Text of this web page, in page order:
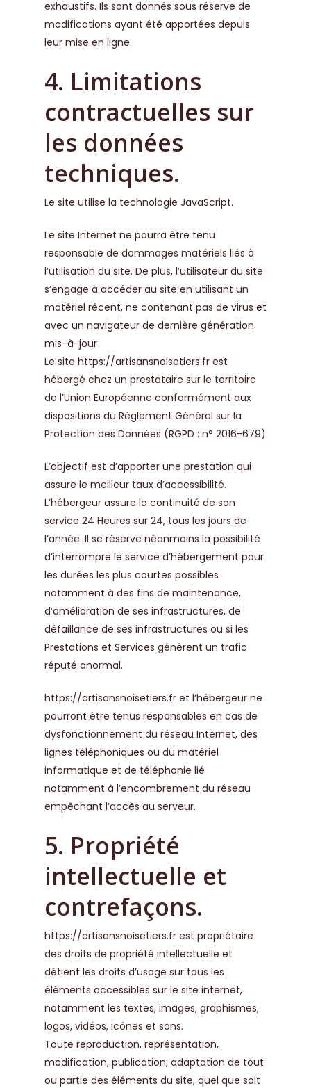
exhaustifs. Ils sont donnés sous réserve de
modifications ayant été apportées depuis
leur mise en ligne.
4. Limitations
contractuelles sur
les données
techniques.
Le site utilise la technologie JavaScript.
Le site Internet ne pourra être tenu
responsable de dommages matériels liés à
l’utilisation du site. De plus, l’utilisateur du site
s’engage à accéder au site en utilisant un
matériel récent, ne contenant pas de virus et
avec un navigateur de dernière génération
mis-à-jour
Le site https://artisansnoisetiers.fr est
hébergé chez un prestataire sur le territoire
de l’Union Européenne conformément aux
dispositions du Règlement Général sur la
Protection des Données (RGPD : n° 2016-679)
L’objectif est d’apporter une prestation qui
assure le meilleur taux d’accessibilité.
L’hébergeur assure la continuité de son
service 24 Heures sur 24, tous les jours de
l’année. Il se réserve néanmoins la possibilité
d’interrompre le service d’hébergement pour
les durées les plus courtes possibles
notamment à des fins de maintenance,
d’amélioration de ses infrastructures, de
défaillance de ses infrastructures ou si les
Prestations et Services génèrent un trafic
réputé anormal.
https://artisansnoisetiers.fr et l’hébergeur ne
pourront être tenus responsables en cas de
dysfonctionnement du réseau Internet, des
lignes téléphoniques ou du matériel
informatique et de téléphonie lié
notamment à l’encombrement du réseau
empêchant l’accès au serveur.
5. Propriété
intellectuelle et
contrefaçons.
https://artisansnoisetiers.fr est propriétaire
des droits de propriété intellectuelle et
détient les droits d’usage sur tous les
éléments accessibles sur le site internet,
notamment les textes, images, graphismes,
logos, vidéos, icônes et sons.
Toute reproduction, représentation,
modification, publication, adaptation de tout
ou partie des éléments du site, quel que soit